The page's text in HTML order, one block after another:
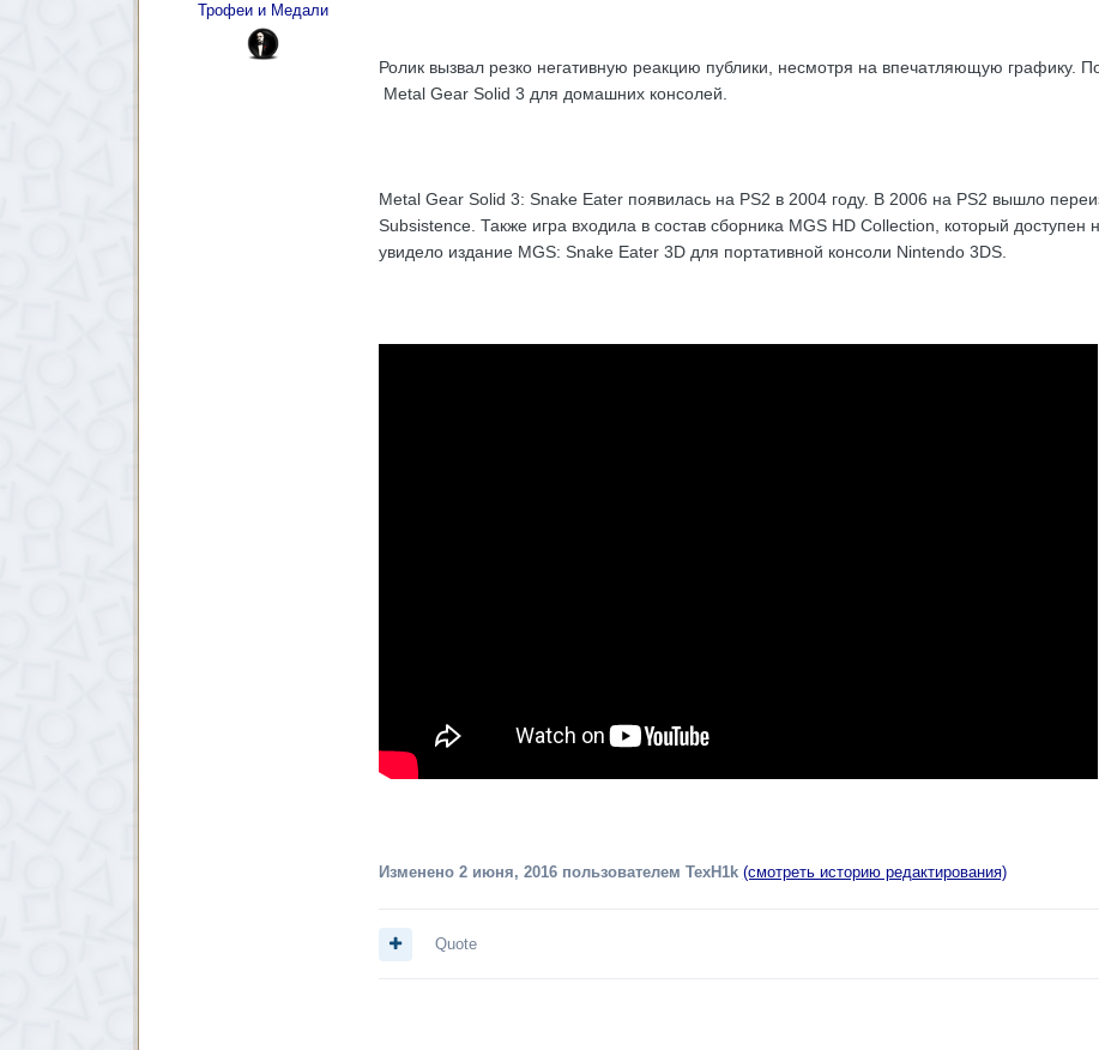
Трофеи и Медали
Ролик вызвал резко негативную реакцию публики, несмотря на впечатляющую графику.
Metal Gear Solid 3 для домашних консолей.
Metal Gear Solid 3: Snake Eater появилась на PS2 в 2004 году. В 2006 на PS2 вышло
Subsistence. Также игра входила в состав сборника MGS HD Collection, который доступен
увидело издание MGS: Snake Eater 3D для портативной консоли Nintendo 3DS.
Изменено 2 июня, 2016пользователем TexH1k (смотреть историю редактирования)
Quote